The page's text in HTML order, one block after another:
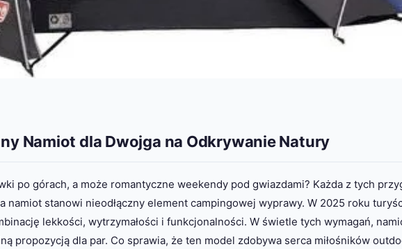
Namiot dla Dwojga na Odkrywanie Natury
po górach, a może romantyczne weekendy pod gwiazdami? Każda z tych
namiot stanowi nieodłączny element campingowej wyprawy. W 2025 roku
lekkości, wytrzymałości i funkcjonalności. W świetle tych wymagań,
propozycją dla par. Co sprawia, że ten model zdobywa serca miłośników